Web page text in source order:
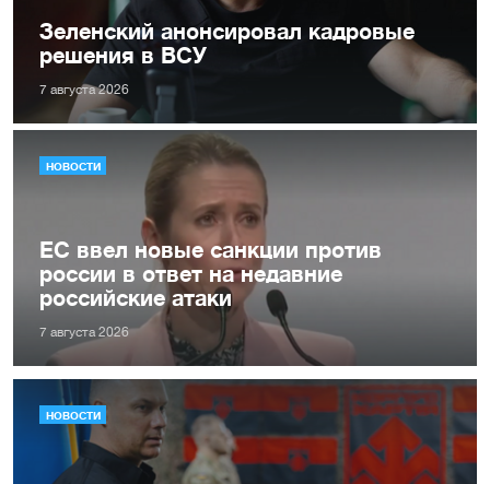
Зеленский анонсировал кадровые
решения в ВСУ
7 августа 2026
НОВОСТИ
ЕС ввел новые санкции против
россии в ответ на недавние
российские атаки
7 августа 2026
НОВОСТИ